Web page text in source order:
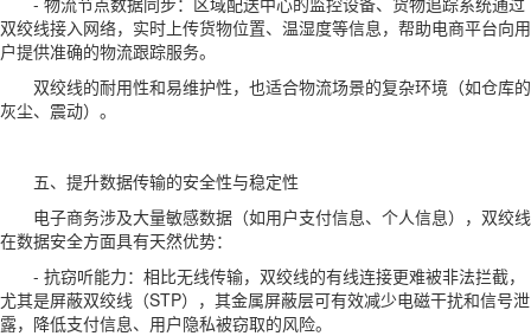
双绞线接入网络，实时上传货物位置、温湿度等信息，帮助电商平台向用
户提供准确的物流跟踪服务。
双绞线的耐用性和易维护性，也适合物流场景的复杂环境（如仓库的
灰尘、震动）。
五、提升数据传输的安全性与稳定性
电子商务涉及大量敏感数据（如用户支付信息、个人信息），双绞线
在数据安全方面具有天然优势：
- 抗窃听能力：相比无线传输，双绞线的有线连接更难被非法拦截，
尤其是屏蔽双绞线（STP），其金属屏蔽层可有效减少电磁干扰和信号泄
露，降低支付信息、用户隐私被窃取的风险。